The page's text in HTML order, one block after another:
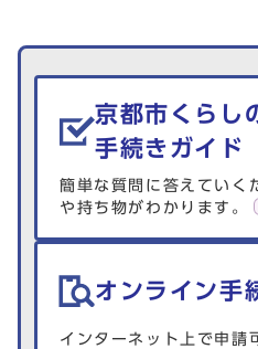
生活情報を探す
京都市くらし
手続きガイド
簡単な質問に答えていく
や持ち物がわかります。
オンライン手
インターネット上で申請